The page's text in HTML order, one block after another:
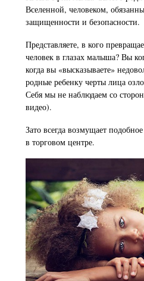
Вселенной, человеком,
защищенности и безопасности.
Представляете, в кого
человек в глазах малыша? Вы
когда вы «высказываете»
родные ребенку черты лица
Себя мы не наблюдаем со
видео).
Зато всегда возмущает
в торговом центре.